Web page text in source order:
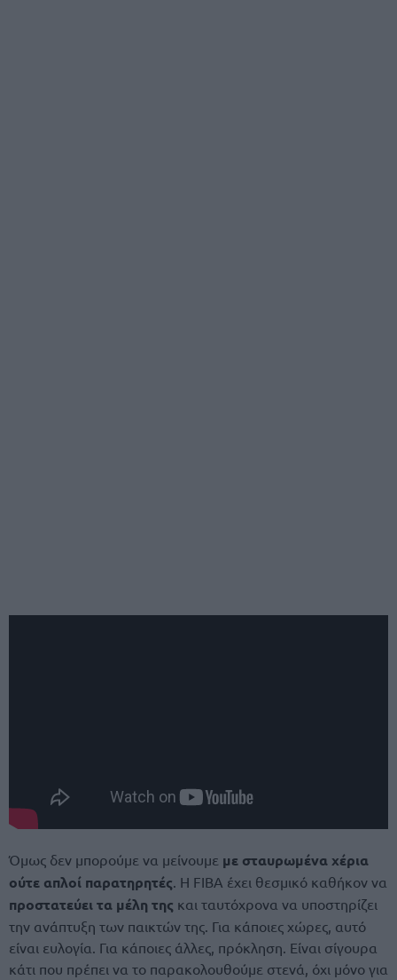
Όμως δεν μπορούμε να μείνουμε με σταυρωμένα χέρια
ούτε απλοί παρατηρητές. Η FIBA έχει θεσμικό καθήκον να
προστατεύει τα μέλη της και ταυτόχρονα να υποστηρίζει
την ανάπτυξη των παικτών της. Για κάποιες χώρες, αυτό
είναι ευλογία. Για κάποιες άλλες, πρόκληση. Είναι σίγουρα
κάτι που πρέπει να το παρακολουθούμε στενά, όχι μόνο για